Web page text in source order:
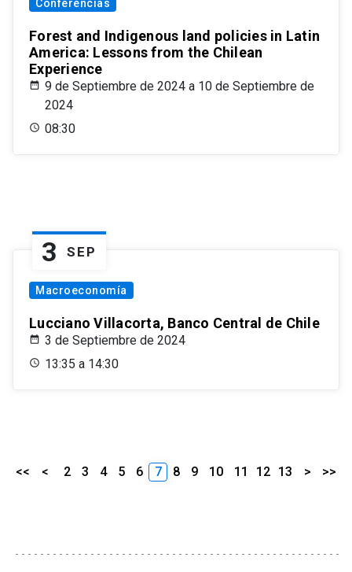
Conferencias
Forest and Indigenous land policies in Latin
America: Lessons from the Chilean
Experience
9 de Septiembre de 2024 a 10 de Septiembre de
2024
08:30
3 SEP
Macroeconomía
Lucciano Villacorta, Banco Central de Chile
3 de Septiembre de 2024
13:35 a 14:30
<< < 2 3 4 5 6 7 8 9 10 11 12 13 > >>